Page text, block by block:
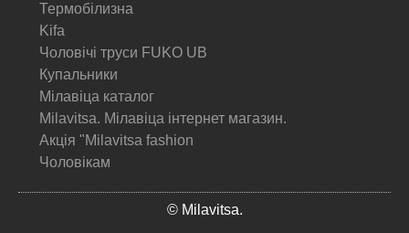
Термобілизна
Kifa
Чоловічі труси FUKO UB
Купальники
Мілавіца каталог
Milavitsa. Мілавіца інтернет магазин.
Акція "Milavitsa fashion
Чоловікам
© Milavitsa.